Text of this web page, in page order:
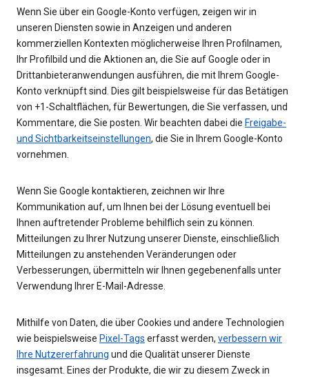
Wenn Sie über ein Google-Konto verfügen, zeigen wir in
unseren Diensten sowie in Anzeigen und anderen
kommerziellen Kontexten möglicherweise Ihren Profilnamen,
Ihr Profilbild und die Aktionen an, die Sie auf Google oder in
Drittanbieteranwendungen ausführen, die mit Ihrem Google-
Konto verknüpft sind. Dies gilt beispielsweise für das Betätigen
von +1-Schaltflächen, für Bewertungen, die Sie verfassen, und
Kommentare, die Sie posten. Wir beachten dabei die Freigabe-
und Sichtbarkeitseinstellungen, die Sie in Ihrem Google-Konto
vornehmen.
Wenn Sie Google kontaktieren, zeichnen wir Ihre
Kommunikation auf, um Ihnen bei der Lösung eventuell bei
Ihnen auftretender Probleme behilflich sein zu können.
Mitteilungen zu Ihrer Nutzung unserer Dienste, einschließlich
Mitteilungen zu anstehenden Veränderungen oder
Verbesserungen, übermitteln wir Ihnen gegebenenfalls unter
Verwendung Ihrer E-Mail-Adresse.
Mithilfe von Daten, die über Cookies und andere Technologien
wie beispielsweise Pixel-Tags erfasst werden, verbessern wir
Ihre Nutzererfahrung und die Qualität unserer Dienste
insgesamt. Eines der Produkte, die wir zu diesem Zweck in